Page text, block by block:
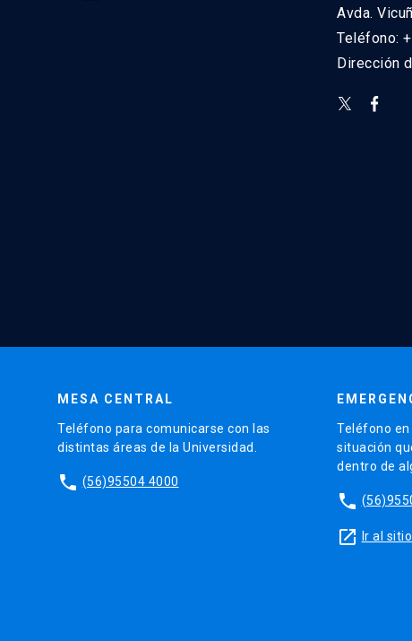
Avda.
Teléfono:
Dirección
MESA CENTRAL
Teléfono para comunicarse con las
distintas áreas de la Universidad.
phone (56)95504 4000
Teléfono en
situación
dentro de
phone
launch Ir al